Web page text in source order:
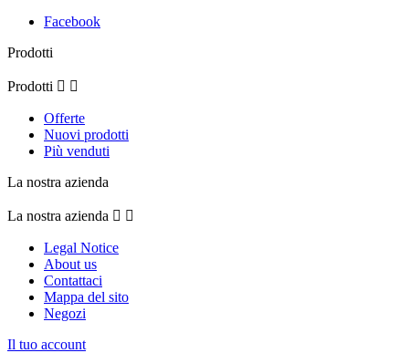
Facebook
Prodotti
Prodotti  
Offerte
Nuovi prodotti
Più venduti
La nostra azienda
La nostra azienda  
Legal Notice
About us
Contattaci
Mappa del sito
Negozi
Il tuo account